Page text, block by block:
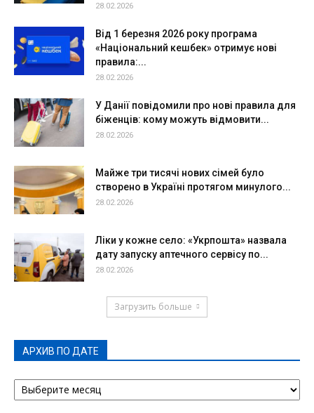
28.02.2026
Від 1 березня 2026 року програма
«Національний кешбек» отримує нові
правила:...
28.02.2026
У Данії повідомили про нові правила для
біженців: кому можуть відмовити...
28.02.2026
Майже три тисячі нових сімей було
створено в Україні протягом минулого...
28.02.2026
Ліки у кожне село: «Укрпошта» назвала
дату запуску аптечного сервісу по...
28.02.2026
Загрузить больше
АРХИВ ПО ДАТЕ
АРХИВ
ПО